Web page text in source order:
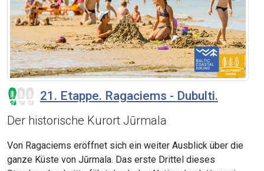
21. Etappe. Ragaciems - Dubulti.
Der historische Kurort Jūrmala
Von Ragaciems eröffnet sich ein weiter Ausblick über die
ganze Küste von Jūrmala. Das erste Drittel dieses